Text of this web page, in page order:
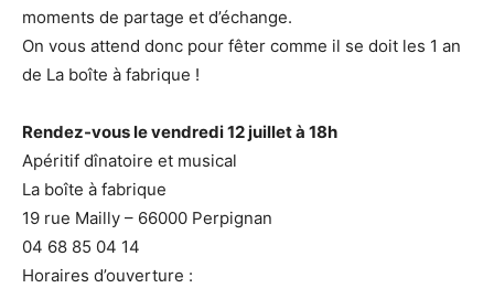
moments de partage et d’échange.
On vous attend donc pour fêter comme il se doit les 1 an
de La boîte à fabrique !
Rendez-vous le vendredi 12 juillet à 18h
Apéritif dînatoire et musical
La boîte à fabrique
19 rue Mailly – 66000 Perpignan
04 68 85 04 14
Horaires d’ouverture :